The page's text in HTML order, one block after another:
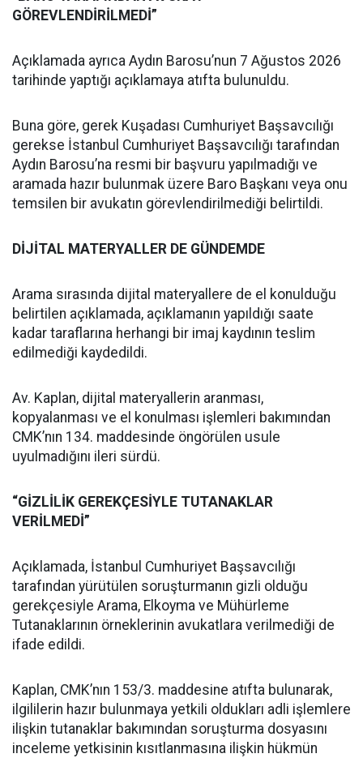
GÖREVLENDİRİLMEDİ”
Açıklamada ayrıca Aydın Barosu’nun 7 Ağustos 2026
tarihinde yaptığı açıklamaya atıfta bulunuldu.
Buna göre, gerek Kuşadası Cumhuriyet Başsavcılığı
gerekse İstanbul Cumhuriyet Başsavcılığı tarafından
Aydın Barosu’na resmi bir başvuru yapılmadığı ve
aramada hazır bulunmak üzere Baro Başkanı veya onu
temsilen bir avukatın görevlendirilmediği belirtildi.
DİJİTAL MATERYALLER DE GÜNDEMDE
Arama sırasında dijital materyallere de el konulduğu
belirtilen açıklamada, açıklamanın yapıldığı saate
kadar taraflarına herhangi bir imaj kaydının teslim
edilmediği kaydedildi.
Av. Kaplan, dijital materyallerin aranması,
kopyalanması ve el konulması işlemleri bakımından
CMK’nın 134. maddesinde öngörülen usule
uyulmadığını ileri sürdü.
“GİZLİLİK GEREKÇESİYLE TUTANAKLAR
VERİLMEDİ”
Açıklamada, İstanbul Cumhuriyet Başsavcılığı
tarafından yürütülen soruşturmanın gizli olduğu
gerekçesiyle Arama, Elkoyma ve Mühürleme
Tutanaklarının örneklerinin avukatlara verilmediği de
ifade edildi.
Kaplan, CMK’nın 153/3. maddesine atıfta bulunarak,
ilgililerin hazır bulunmaya yetkili oldukları adli işlemlere
ilişkin tutanaklar bakımından soruşturma dosyasını
inceleme yetkisinin kısıtlanmasına ilişkin hükmün